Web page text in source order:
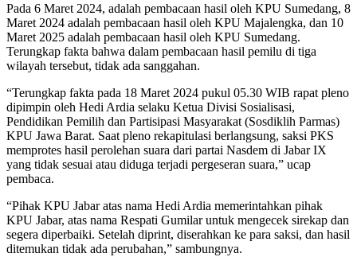
Pada 6 Maret 2024, adalah pembacaan hasil oleh KPU Sumedang, 8
Maret 2024 adalah pembacaan hasil oleh KPU Majalengka, dan 10
Maret 2025 adalah pembacaan hasil oleh KPU Sumedang.
Terungkap fakta bahwa dalam pembacaan hasil pemilu di tiga
wilayah tersebut, tidak ada sanggahan.
“Terungkap fakta pada 18 Maret 2024 pukul 05.30 WIB rapat pleno
dipimpin oleh Hedi Ardia selaku Ketua Divisi Sosialisasi,
Pendidikan Pemilih dan Partisipasi Masyarakat (Sosdiklih Parmas)
KPU Jawa Barat. Saat pleno rekapitulasi berlangsung, saksi PKS
memprotes hasil perolehan suara dari partai Nasdem di Jabar IX
yang tidak sesuai atau diduga terjadi pergeseran suara,” ucap
pembaca.
“Pihak KPU Jabar atas nama Hedi Ardia memerintahkan pihak
KPU Jabar, atas nama Respati Gumilar untuk mengecek sirekap dan
segera diperbaiki. Setelah diprint, diserahkan ke para saksi, dan hasil
ditemukan tidak ada perubahan,” sambungnya.